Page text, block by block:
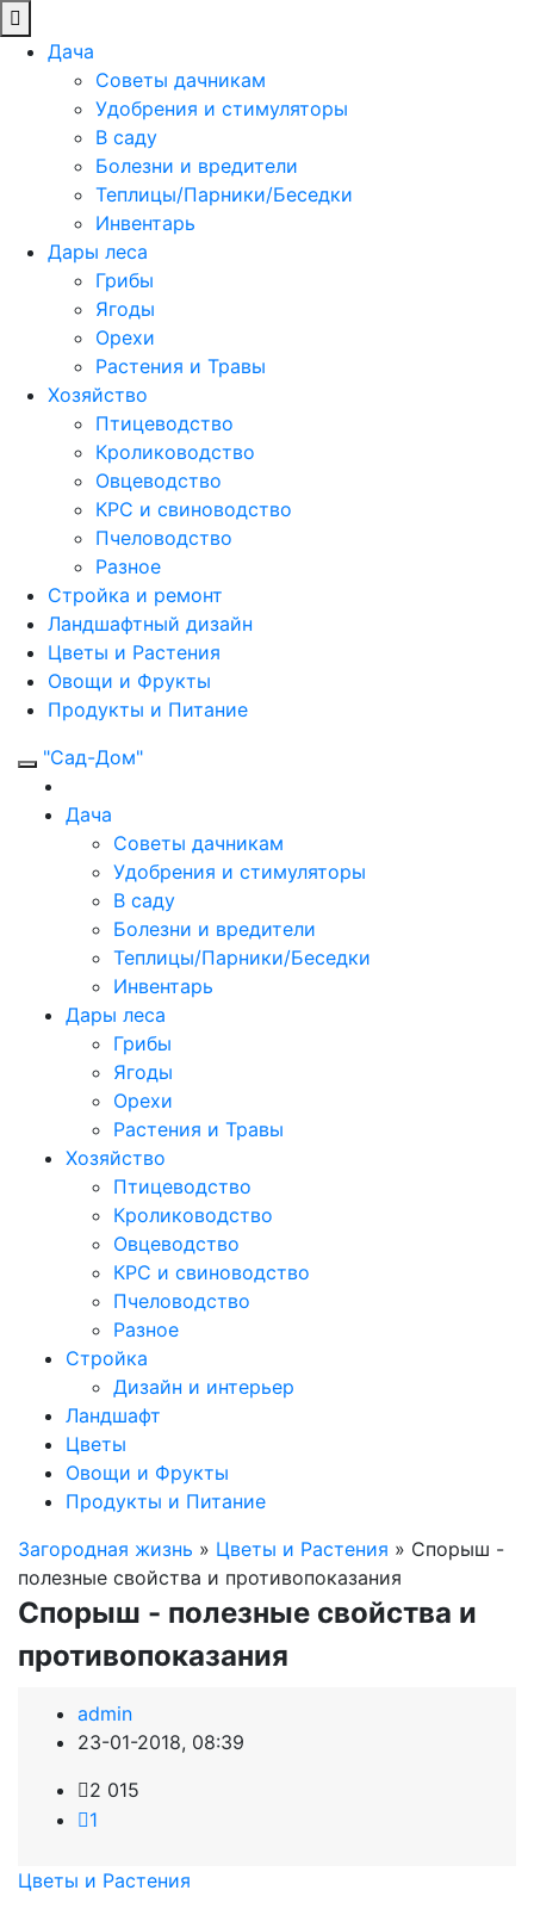
Дача
Советы дачникам
Удобрения и стимуляторы
В саду
Болезни и вредители
Теплицы/Парники/Беседки
Инвентарь
Дары леса
Грибы
Ягоды
Орехи
Растения и Травы
Хозяйство
Птицеводство
Кролиководство
Овцеводство
КРС и свиноводство
Пчеловодство
Разное
Стройка и ремонт
Ландшафтный дизайн
Цветы и Растения
Овощи и Фрукты
Продукты и Питание
"Сад-Дом"
Дача
Советы дачникам
Удобрения и стимуляторы
В саду
Болезни и вредители
Теплицы/Парники/Беседки
Инвентарь
Дары леса
Грибы
Ягоды
Орехи
Растения и Травы
Хозяйство
Птицеводство
Кролиководство
Овцеводство
КРС и свиноводство
Пчеловодство
Разное
Стройка
Дизайн и интерьер
Ландшафт
Цветы
Овощи и Фрукты
Продукты и Питание
Загородная жизнь » Цветы и Растения » Спорыш -
полезные свойства и противопоказания
Спорыш - полезные свойства и
противопоказания
admin
23-01-2018, 08:39
2 015
1
Цветы и Растения